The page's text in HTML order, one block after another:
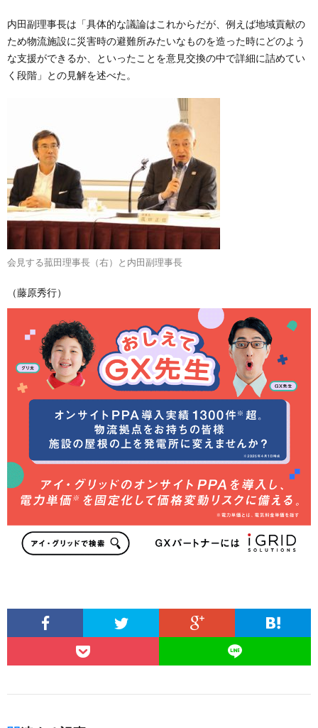
内田副理事長は「具体的な議論はこれからだが、例えば地域貢献の
ため物流施設に災害時の避難所みたいなものを造った時にどのよう
な支援ができるか、といったことを意見交換の中で詳細に詰めてい
く段階」との見解を述べた。
会見する菰田理事長（右）と内田副理事長
（藤原秀行）